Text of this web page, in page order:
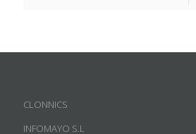
CLONNICS
INFOMAYO S.L